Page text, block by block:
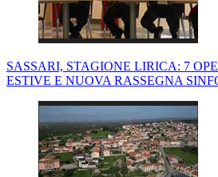
SASSARI, STAGIONE LIRICA: 7
ESTIVE E NUOVA RASSEGNA